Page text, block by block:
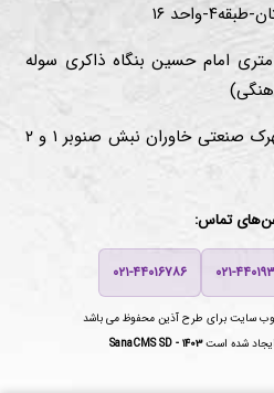
۱: جاده قدیم قم ۶۰ متری امام حسین بنگاه ذاکری سوله
انبار ۲:اتوبان امام رضا شهرک صنعتی خاوران نبش صنوبر ۱ و ۲
تماس:
۴۴۰۱۹۳۴۴ ۰۲۱-۴۴۰۱۶۷۸۶
سایت برای طرح آذین محفوظ می باشد
ایجاد شده استSanaCMS SD - ۱۴۰۳